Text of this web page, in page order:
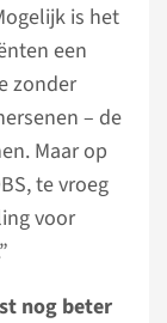
is het
een
zonder
– de
Maar op
te vroeg
voor
nog beter